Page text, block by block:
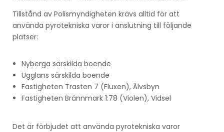
Tillstånd av Polismyndigheten krävs alltid för att
använda pyrotekniska varor i anslutning till följande
platser:
Nyberga särskilda boende
Ugglans särskilda boende
Fastigheten Trasten 7 (Fluxen), Älvsbyn
Fastigheten Brännmark 1:78 (Violen), Vidsel
Det är förbjudet att använda pyrotekniska varor